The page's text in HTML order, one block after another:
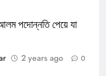
পদোন্নতি পেয়ে যা
2 years ago 0